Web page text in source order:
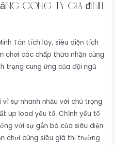
công ty gia đình
Tân tích lũy, siêu diện tích
chơi các chấp thừa nhận cùng
trạng cung ứng của đội ngũ
sự nhanh nhảu với chú trọng
up load yếu tố. Chính yếu tố
với sự gắn bó của siêu diện
chơi cùng siêu giá thị trường